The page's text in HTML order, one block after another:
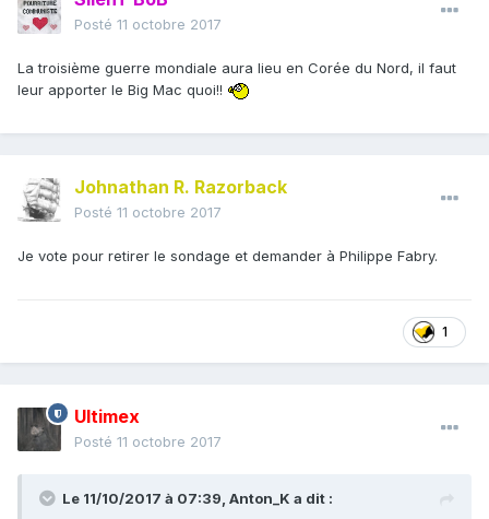
Posté 11 octobre 2017
La troisième guerre mondiale aura lieu en Corée du Nord, il faut
leur apporter le Big Mac quoi!!
Johnathan R. Razorback
Posté 11 octobre 2017
Je vote pour retirer le sondage et demander à Philippe Fabry.
1
Ultimex
Posté 11 octobre 2017
Le 11/10/2017 à 07:39, Anton_K a dit :